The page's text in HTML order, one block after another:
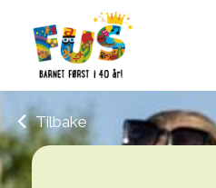
Hopp til innhold
Tilbake